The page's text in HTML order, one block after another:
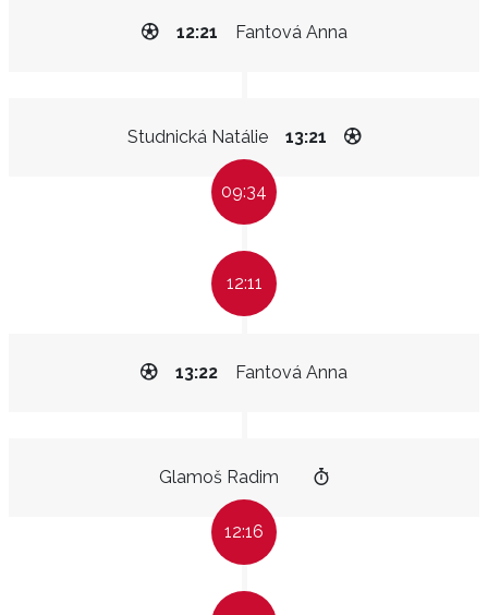
Fantová Anna
12:21
Studnická Natálie 13:21
09:34
12:11
Fantová Anna
13:22
Glamoš Radim
12:16